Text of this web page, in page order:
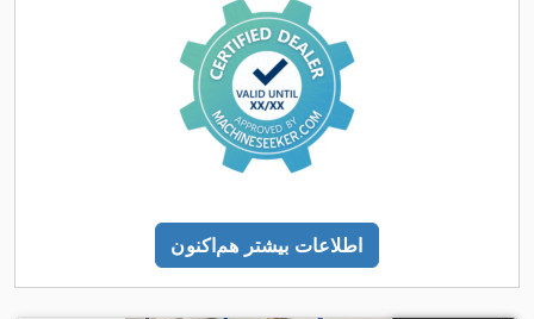
اطلاعات بیشتر هم‌اکنون